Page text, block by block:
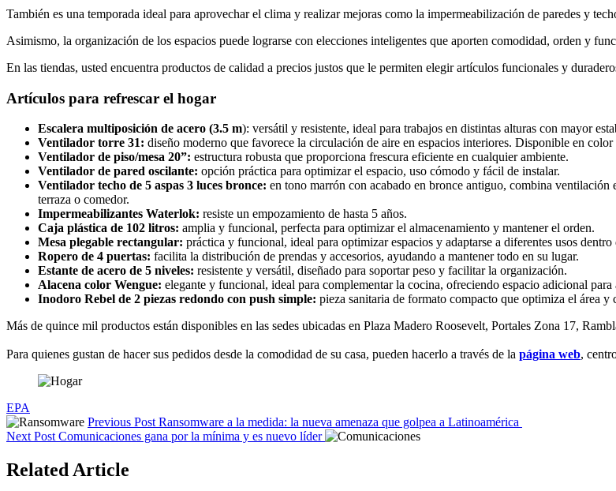
También es una temporada ideal para aprovechar el clima y realizar mejoras como la impermeabilización de paredes y
Asimismo, la organización de los espacios puede lograrse con elecciones inteligentes que aporten comodidad, orden y
En las tiendas, usted encuentra productos de calidad a precios justos que le permiten elegir artículos funcionales y
Artículos para refrescar el hogar
Escalera multiposición de acero (3.5 m): versátil y resistente, ideal para trabajos en distintas alturas con mayor
Ventilador torre 31: diseño moderno que favorece la circulación de aire en espacios interiores. Disponible en color
Ventilador de piso/mesa 20”: estructura robusta que proporciona frescura eficiente en cualquier ambiente.
Ventilador de pared oscilante: opción práctica para optimizar el espacio, uso cómodo y fácil de instalar.
Ventilador techo de 5 aspas 3 luces bronce: en tono marrón con acabado en bronce antiguo, combina
terraza o comedor.
Impermeabilizantes Waterlok: resiste un empozamiento de hasta 5 años.
Caja plástica de 102 litros: amplia y funcional, perfecta para optimizar el almacenamiento y mantener el orden.
Mesa plegable rectangular: práctica y funcional, ideal para optimizar espacios y adaptarse a diferentes usos
Ropero de 4 puertas: facilita la distribución de prendas y accesorios, ayudando a mantener todo en su lugar.
Estante de acero de 5 niveles: resistente y versátil, diseñado para soportar peso y facilitar la organización.
Alacena color Wengue: elegante y funcional, ideal para complementar la cocina, ofreciendo espacio adicional
Inodoro Rebel de 2 piezas redondo con push simple: pieza sanitaria de formato compacto que optimiza el área
Más de quince mil productos están disponibles en las sedes ubicadas en Plaza Madero Roosevelt, Portales Zona 17,
Para quienes gustan de hacer sus pedidos desde la comodidad de su casa, pueden hacerlo a través de la página web,
Tags:
EPA
Previous Post Ransomware a la medida: la nueva amenaza que golpea a Latinoamérica
Next Post Comunicaciones gana por la mínima y es nuevo líder
Related Article